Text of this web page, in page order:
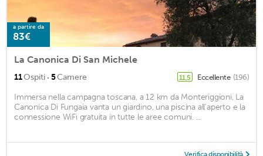
a partire da
83€
La Canonica Di San Michele
11Ospiti · 5Camere 11,5 Eccellente (196)
Immersa nella campagna toscana, a 12 km da Monteriggioni, La
Canonica Di Fungaia vanta un giardino, una piscina all'aperto e la
connessione WiFi gratuita in tutte le aree comuni. ...
Verifica disponibilità